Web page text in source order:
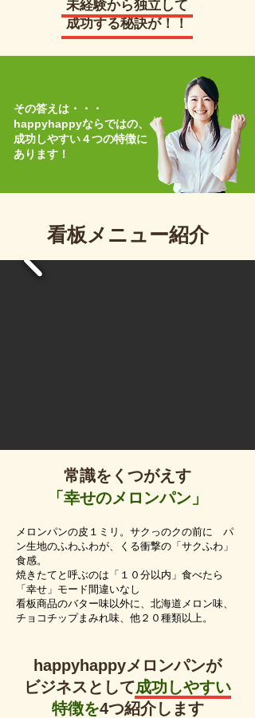
​未経験から独立して
成功する秘訣が！！
その答えは・・・
happyhappyならではの、
成功しやすい４つの特徴に
あります！
看板メニュー紹介
​常識をくつがえす
「幸せのメロンパン」
メロンパンの皮１ミリ。サクっのクの前に パ
ン生地のふわふわが、くる衝撃の「サクふわ」
食感。
焼きたてと呼ぶのは「１０分以内」食べたら
「幸せ」モード間違いなし
看板商品のバター味以外に、北海道メロン味、
チョコチップまみれ味、他２０種類以上。
happyhappyメロンパンが
ビジネスとして成功しやすい
特徴を4つ紹介します